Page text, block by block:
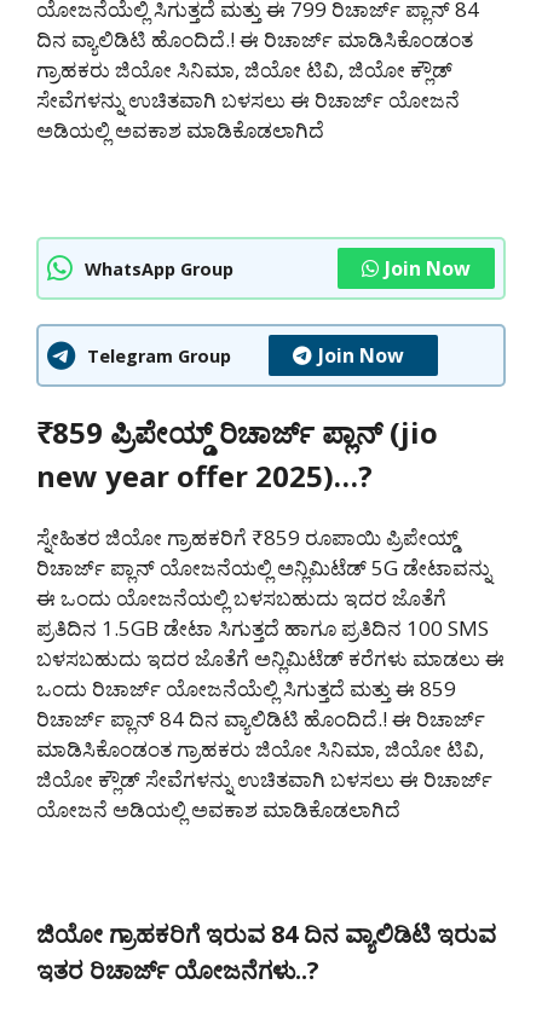
ಯೋಜನೆಯೆಲ್ಲಿ ಸಿಗುತ್ತದೆ ಮತ್ತು ಈ 799 ರಿಚಾರ್ಜ್ ಪ್ಲಾನ್ 84
ದಿನ ವ್ಯಾಲಿಡಿಟಿ ಹೊಂದಿದೆ.! ಈ ರಿಚಾರ್ಜ್ ಮಾಡಿಸಿಕೊಂಡಂತ
ಗ್ರಾಹಕರು ಜಿಯೋ ಸಿನಿಮಾ, ಜಿಯೋ ಟಿವಿ, ಜಿಯೋ ಕ್ಲೌಡ್
ಸೇವೆಗಳನ್ನು ಉಚಿತವಾಗಿ ಬಳಸಲು ಈ ರಿಚಾರ್ಜ್ ಯೋಜನೆ
ಅಡಿಯಲ್ಲಿ ಅವಕಾಶ ಮಾಡಿಕೊಡಲಾಗಿದೆ
WhatsApp Group Join Now
Telegram Group Join Now
₹859 ಪ್ರಿಪೇಯ್ಡ್ ರಿಚಾರ್ಜ್ ಪ್ಲಾನ್ (jio
new year offer 2025)…?
ಸ್ನೇಹಿತರ ಜಿಯೋ ಗ್ರಾಹಕರಿಗೆ ₹859 ರೂಪಾಯಿ ಪ್ರಿಪೇಯ್ಡ್
ರಿಚಾರ್ಜ್ ಪ್ಲಾನ್ ಯೋಜನೆಯಲ್ಲಿ ಅನ್ಲಿಮಿಟೆಡ್ 5G ಡೇಟಾವನ್ನು
ಈ ಒಂದು ಯೋಜನೆಯಲ್ಲಿ ಬಳಸಬಹುದು ಇದರ ಜೊತೆಗೆ
ಪ್ರತಿದಿನ 1.5GB ಡೇಟಾ ಸಿಗುತ್ತದೆ ಹಾಗೂ ಪ್ರತಿದಿನ 100 SMS
ಬಳಸಬಹುದು ಇದರ ಜೊತೆಗೆ ಅನ್ಲಿಮಿಟೆಡ್ ಕರೆಗಳು ಮಾಡಲು ಈ
ಒಂದು ರಿಚಾರ್ಜ್ ಯೋಜನೆಯೆಲ್ಲಿ ಸಿಗುತ್ತದೆ ಮತ್ತು ಈ 859
ರಿಚಾರ್ಜ್ ಪ್ಲಾನ್ 84 ದಿನ ವ್ಯಾಲಿಡಿಟಿ ಹೊಂದಿದೆ.! ಈ ರಿಚಾರ್ಜ್
ಮಾಡಿಸಿಕೊಂಡಂತ ಗ್ರಾಹಕರು ಜಿಯೋ ಸಿನಿಮಾ, ಜಿಯೋ ಟಿವಿ,
ಜಿಯೋ ಕ್ಲೌಡ್ ಸೇವೆಗಳನ್ನು ಉಚಿತವಾಗಿ ಬಳಸಲು ಈ ರಿಚಾರ್ಜ್
ಯೋಜನೆ ಅಡಿಯಲ್ಲಿ ಅವಕಾಶ ಮಾಡಿಕೊಡಲಾಗಿದೆ
ಜಿಯೋ ಗ್ರಾಹಕರಿಗೆ ಇರುವ 84 ದಿನ ವ್ಯಾಲಿಡಿಟಿ ಇರುವ
ಇತರ ರಿಚಾರ್ಜ್ ಯೋಜನೆಗಳು..?